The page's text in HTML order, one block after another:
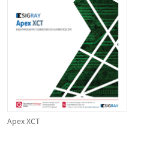
Apex XCT